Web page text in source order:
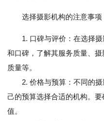
选择摄影机构的注意事项
1. 口碑与评价：在选择
和口碑，了解其服务质量、
质量等。
2. 价格与预算：不同的摄
己的预算选择合适的机构。
值。